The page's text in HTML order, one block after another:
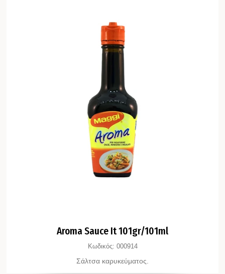
Aroma Sauce It 101gr/101ml
Κωδικός: 000914
Σάλτσα καρυκεύματος.